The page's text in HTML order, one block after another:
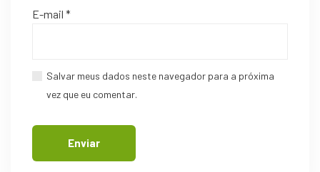
E-mail *
Salvar meus dados neste navegador para a próxima
vez que eu comentar.